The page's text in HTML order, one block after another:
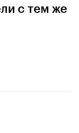
с тем же